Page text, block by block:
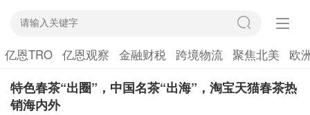
亿恩TRO 亿恩观察 金融财税 跨境物流 聚焦北美 欧
特色春茶“出圈”，中国名茶“出海”，淘宝天猫春茶热
销海内外